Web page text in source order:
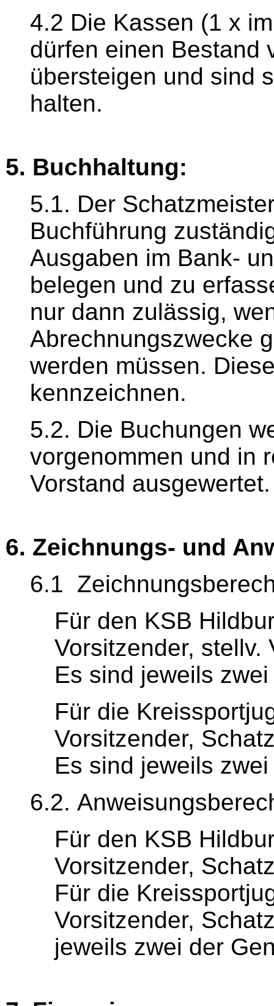
4.2 Die Kassen (1 x
dürfen einen Bestand
übersteigen und sind
halten.
5. Buchhaltung:
5.1. Der
Buchführung
Ausgaben im Bank-
belegen und zu
nur dann zulässig,
Abrechnungszwecke
werden müssen.
kennzeichnen.
5.2. Die Buchungen
vorgenommen und in
Vorstand ausgewertet.
6. Zeichnungs- und
6.1
Für den KSB
Vorsitzender, stellv.
Es sind jeweils
Für die
Vorsitzender,
Es sind jeweils
6.2.
Für den KSB
Vorsitzender,
Für die
Vorsitzender,
jeweils zwei der